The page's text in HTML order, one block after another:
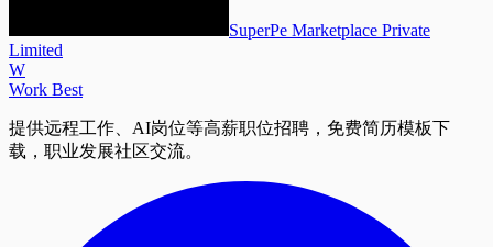
SuperPe Marketplace Private
Limited
W
Work Best
提供远程工作、AI岗位等高薪职位招聘，免费简历模板下
载，职业发展社区交流。